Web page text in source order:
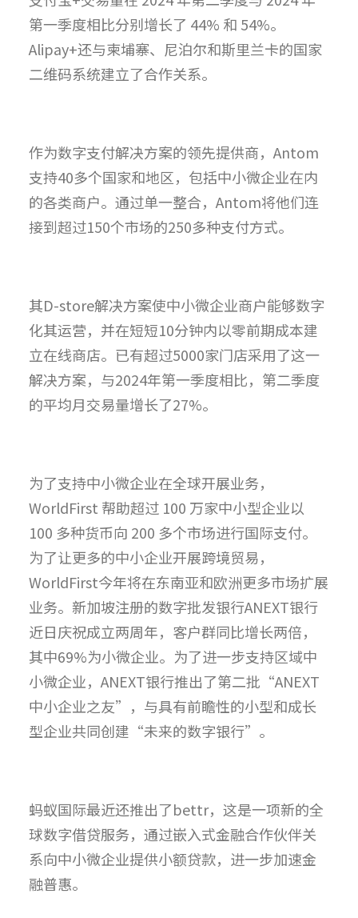
第一季度相比分别增长了 44% 和 54%。
Alipay+还与柬埔寨、尼泊尔和斯里兰卡的国家
二维码系统建立了合作关系。
作为数字支付解决方案的领先提供商，Antom
支持40多个国家和地区，包括中小微企业在内
的各类商户。通过单一整合，Antom将他们连
接到超过150个市场的250多种支付方式。
其D-store解决方案使中小微企业商户能够数字
化其运营，并在短短10分钟内以零前期成本建
立在线商店。已有超过5000家门店采用了这一
解决方案，与2024年第一季度相比，第二季度
的平均月交易量增长了27%。
为了支持中小微企业在全球开展业务，
WorldFirst 帮助超过 100 万家中小型企业以
100 多种货币向 200 多个市场进行国际支付。
为了让更多的中小企业开展跨境贸易，
WorldFirst今年将在东南亚和欧洲更多市场扩展
业务。新加坡注册的数字批发银行ANEXT银行
近日庆祝成立两周年，客户群同比增长两倍，
其中69%为小微企业。为了进一步支持区域中
小微企业，ANEXT银行推出了第二批“ANEXT
中小企业之友”，与具有前瞻性的小型和成长
型企业共同创建“未来的数字银行”。
蚂蚁国际最近还推出了bettr，这是一项新的全
球数字借贷服务，通过嵌入式金融合作伙伴关
系向中小微企业提供小额贷款，进一步加速金
融普惠。